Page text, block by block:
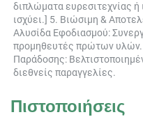
διπλώματα ευρεσιτεχνίας ή
ισχύει.] 5. Βιώσιμη &
Αλυσίδα Εφοδιασμού:
προμηθευτές πρώτων υλών.
Παράδοσης:
διεθνείς παραγγελίες.
Πιστοποιήσεις